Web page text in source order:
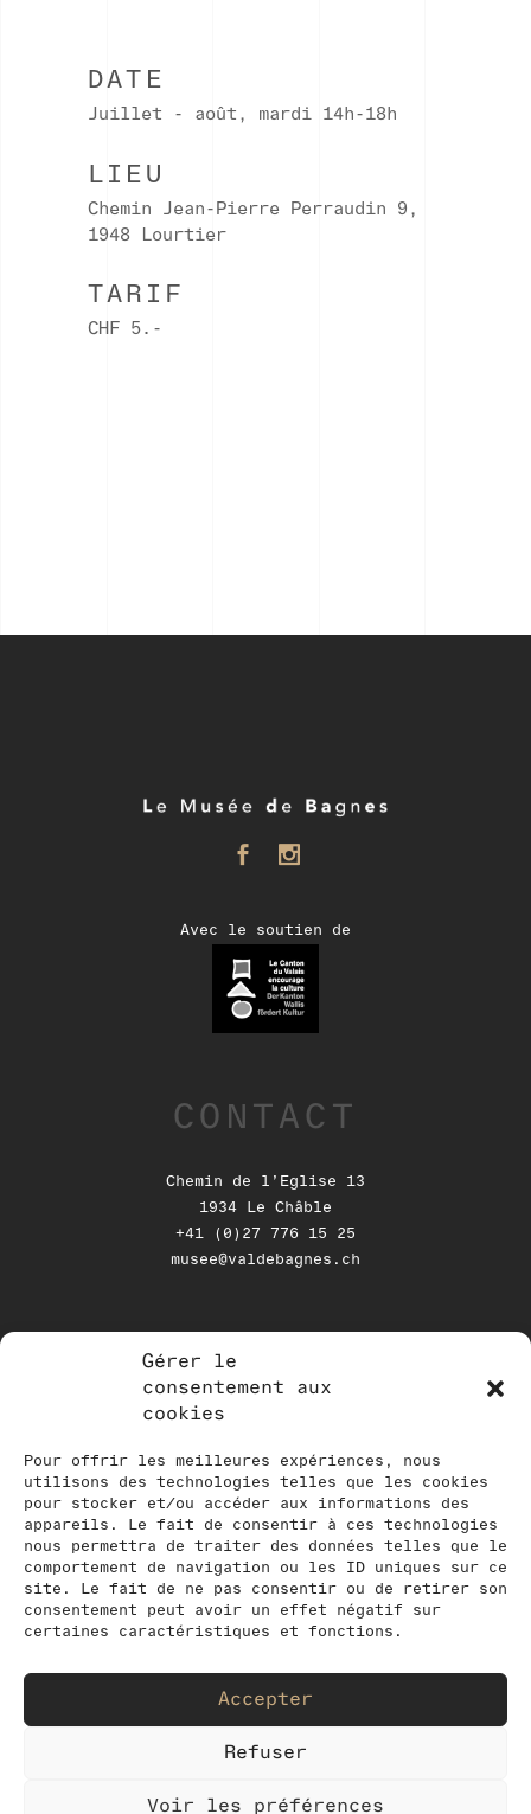
Gérer le
consentement aux
cookies
Pour offrir les meilleures expériences, nous
utilisons des technologies telles que les cookies
pour stocker et/ou accéder aux informations des
appareils. Le fait de consentir à ces technologies
nous permettra de traiter des données telles que le
comportement de navigation ou les ID uniques sur ce
site. Le fait de ne pas consentir ou de retirer son
consentement peut avoir un effet négatif sur
certaines caractéristiques et fonctions.
Accepter
Refuser
Voir les préférences
DATE
Juillet - août, mardi 14h-18h
LIEU
Chemin Jean-Pierre Perraudin 9,
1948 Lourtier
TARIF
CHF 5.-
Avec le soutien de
CONTACT
Chemin de l’Eglise 13
1934 Le Châble
+41 (0)27 776 15 25
musee@valdebagnes.ch
NEWSLETTER
activités en vous inscrivant à notre
newsletter